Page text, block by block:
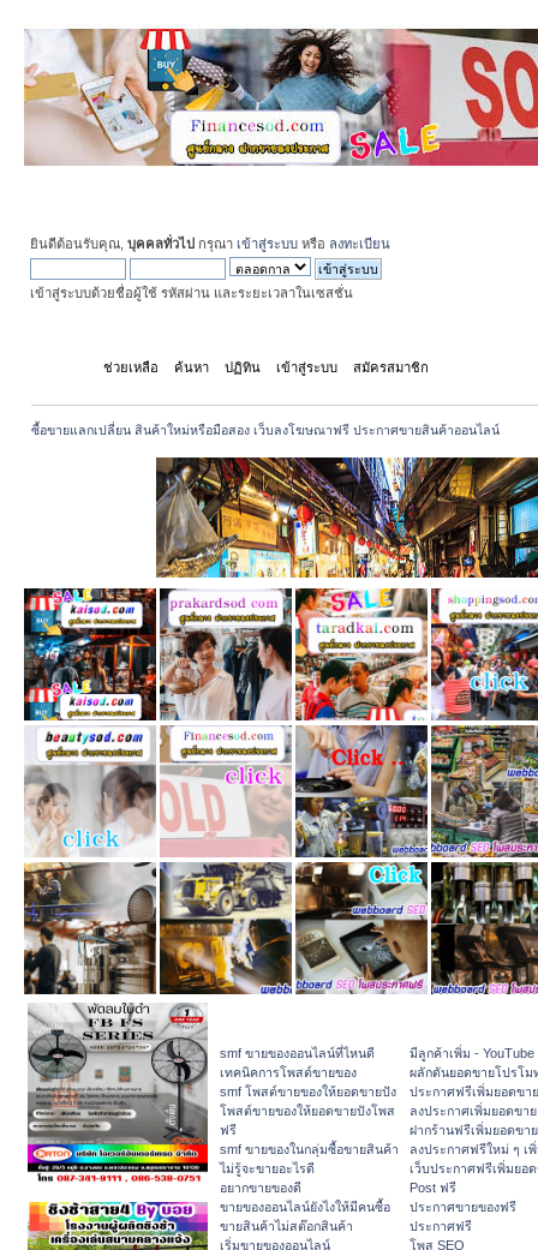
ยินดีต้อนรับคุณ, บุคคลทั่วไป กรุณา เข้าสู่ระบบ หรือ ลงทะเบียน
เข้าสู่ระบบด้วยชื่อผู้ใช้ รหัสผ่าน และระยะเวลาในเซสชั่น
ช่วยเหลือ ค้นหา ปฏิทิน เข้าสู่ระบบ สมัครสมาชิก
ซื้อขายแลกเปลี่ยน สินค้าใหม่หรือมือสอง เว็บลงโฆษณาฟรี ประกาศขายสินค้าออนไลน์
smf ขายของออนไลน์ที่ไหนดี
เทคนิคการโพสต์ขายของ
smf โพสต์ขายของให้ยอดขายปัง
โพสต์ขายของให้ยอดขายปังโพส
ฟรี
smf ขายของในกลุ่มซื้อขายสินค้า
ไม่รู้จะขายอะไรดี
อยากขายของดี
ขายของออนไลน์ยังไงให้มีคนซื้อ
ขายสินค้าไม่สต๊อกสินค้า
เริ่มขายของออนไลน์
มีลูกค้าเพิ่ม - YouTube
ผลักดันยอดขายโปรโม
ประกาศฟรีเพิ่มยอดขาย
ลงประกาศเพิ่มยอดขาย
ฝากร้านฟรีเพิ่มยอดขาย
ลงประกาศฟรีใหม่ ๆ เ
เว็บประกาศฟรีเพิ่มยอ
Post ฟรี
ประกาศขายของฟรี
ประกาศฟรี
โพส SEO